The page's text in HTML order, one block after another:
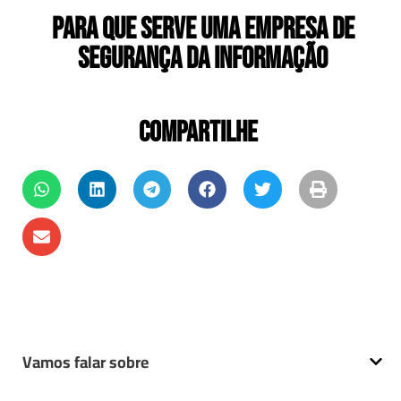
Para que serve uma empresa de
segurança da informação
COMPARTILHE
Vamos falar sobre